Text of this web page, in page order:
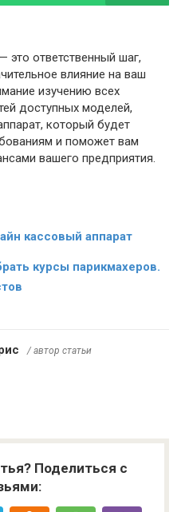
это ответственный шаг,
влияние на ваш
изучению всех
доступных моделей,
который будет
и поможет вам
вашего предприятия.
кассовый аппарат
курсы парикмахеров.
/ автор статьи
Поделиться с